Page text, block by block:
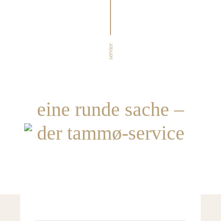
service
eine runde sache –
der tammø-service